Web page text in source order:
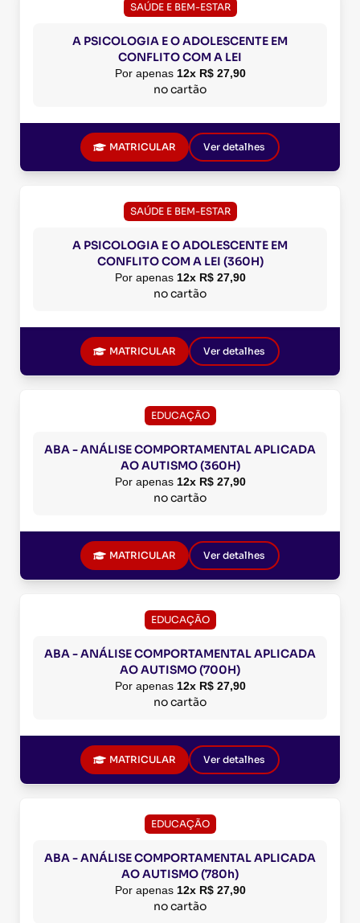
SAÚDE E BEM-ESTAR
A PSICOLOGIA E O ADOLESCENTE EM
CONFLITO COM A LEI
Por apenas 12x R$ 27,90
no cartão
MATRICULAR Ver detalhes
SAÚDE E BEM-ESTAR
A PSICOLOGIA E O ADOLESCENTE EM
CONFLITO COM A LEI (360H)
Por apenas 12x R$ 27,90
no cartão
MATRICULAR Ver detalhes
EDUCAÇÃO
ABA - ANÁLISE COMPORTAMENTAL APLICADA
AO AUTISMO (360H)
Por apenas 12x R$ 27,90
no cartão
MATRICULAR Ver detalhes
EDUCAÇÃO
ABA - ANÁLISE COMPORTAMENTAL APLICADA
AO AUTISMO (700H)
Por apenas 12x R$ 27,90
no cartão
MATRICULAR Ver detalhes
EDUCAÇÃO
ABA - ANÁLISE COMPORTAMENTAL APLICADA
AO AUTISMO (780h)
Por apenas 12x R$ 27,90
no cartão